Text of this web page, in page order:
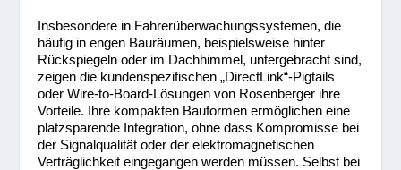
Insbesondere in Fahrerüberwachungssystemen, die
häufig in engen Bauräumen, beispielsweise hinter
Rückspiegeln oder im Dachhimmel, untergebracht sind,
zeigen die kundenspezifischen „DirectLink“-Pigtails
oder Wire-to-Board-Lösungen von Rosenberger ihre
Vorteile. Ihre kompakten Bauformen ermöglichen eine
platzsparende Integration, ohne dass Kompromisse bei
der Signalqualität oder der elektromagnetischen
Verträglichkeit eingegangen werden müssen. Selbst bei